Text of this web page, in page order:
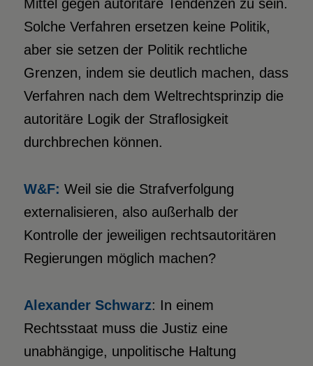
Mittel gegen autoritäre Tendenzen zu sein.
Solche Verfahren ersetzen keine Politik,
aber sie setzen der Politik rechtliche
Grenzen, indem sie deutlich machen, dass
Verfahren nach dem Weltrechtsprinzip die
autoritäre Logik der Straflosigkeit
durchbrechen können.
W&F: Weil sie die Strafverfolgung
externalisieren, also außerhalb der
Kontrolle der jeweiligen rechtsautoritären
Regierungen möglich machen?
Alexander Schwarz: In einem
Rechtsstaat muss die Justiz eine
unabhängige, unpolitische Haltung